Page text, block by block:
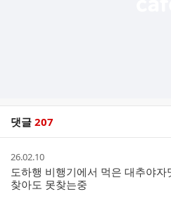
댓글 207
작
성
시
간
26.02.10
도하행 비행기에서 먹은 대추야
찾아도 못찾는중